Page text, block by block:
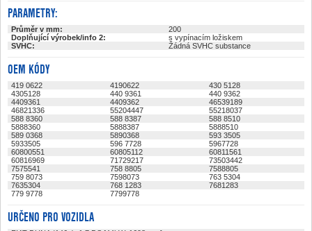
PARAMETRY:
Průměr v mm:
200
Doplňující výrobek/info 2:
s vypínacím ložiskem
SVHC:
Žádná SVHC substance
OEM KÓDY
419 0622 4190622
430 5128
4305128
440 9361
440 9362
4409361
4409362
46539189
46821336
55204447
55218037
588 8360
588 8387
588 8510
5888360
5888387
5888510
589 0368
5890368
593 3505
5933505
596 7728
5967728
60800551
60805112
60811561
60816969
71729217
73503442
7575541
758 8805
7588805
759 8073
7598073
763 5304
7635304
768 1283
7681283
779 9778
7799778
URČENO PRO VOZIDLA